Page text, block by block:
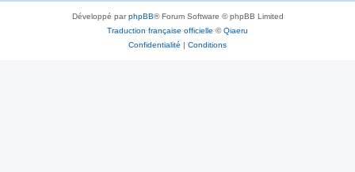
Développé parphpBB® Forum Software © phpBB Limited
Traduction française officielle ©Qiaeru
Confidentialité | Conditions